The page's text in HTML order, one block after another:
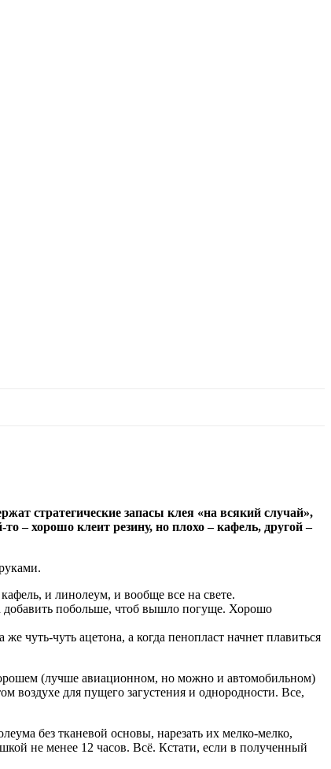
стратегические запасы клея «на всякий случай»,
– хорошо клеит резину, но плохо – кафель, другой –
и линолеум, и вообще все на свете.
добавить побольше, чтоб вышло погуще. Хорошо
чуть-чуть ацетона, а когда пенопласт начнет плавиться
(лучше авиационном, но можно и автомобильном)
для пущего загустения и однородности. Все,
без тканевой основы, нарезать их мелко-мелко,
не менее 12 часов. Всё. Кстати, если в полученный